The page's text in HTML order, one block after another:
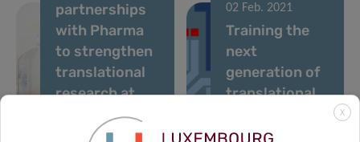
partnerships
with Pharma
to strengthen
translational
research at
02 Feb. 2021
Training the
next
generation of
translational
X